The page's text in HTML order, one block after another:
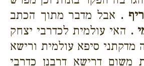
. אבל מדבר מתוך הכתב
. האי עולמית לכדרבי יצחק
מדקתני סיפא עולמית ורישא
משום דרישא דרבנן כדרבי